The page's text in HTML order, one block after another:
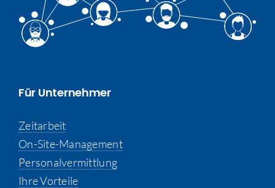
Für Unternehmer
Zeitarbeit
On-Site-Management
Personalvermittlung
Ihre Vorteile